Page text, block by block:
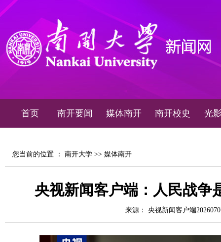
首页 南开要闻 媒体南开 南开校史 光
您当前的位置 ： 南开大学 >> 媒体南开
央视新闻客户端：人民战争
来源： 央视新闻客户端